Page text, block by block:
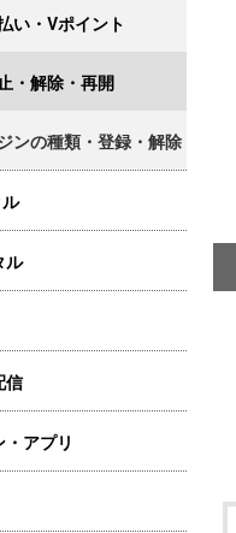
い・Vポイント
・解除・再開
ンの種類・登録・解除
ル
信
アプリ